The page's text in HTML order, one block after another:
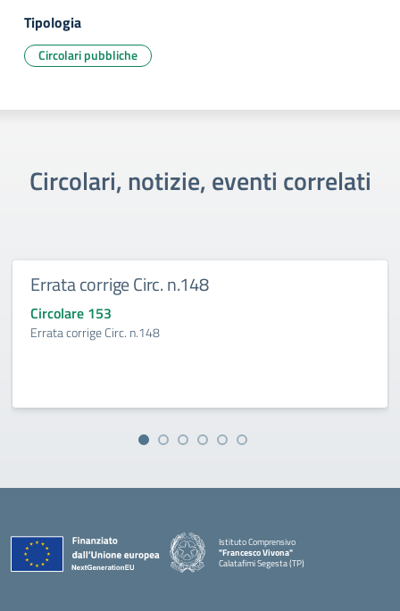
Tipologia
Circolari pubbliche
Circolari, notizie, eventi correlati
Errata corrige Circ. n.148
Circolare 153
Errata corrige Circ. n.148
Istituto Comprensivo
"Francesco Vivona"
Calatafimi Segesta (TP)
— Visita la pagina iniziale della scuola